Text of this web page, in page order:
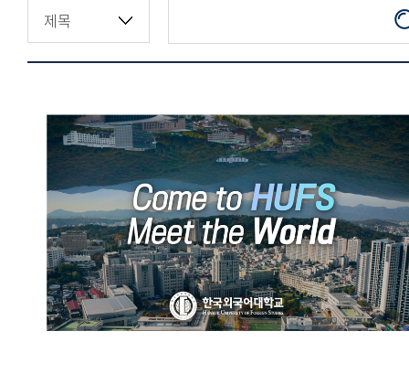
한국외국어대학교 오피셜영상
(국문)